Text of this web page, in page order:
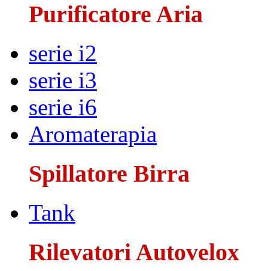
Purificatore Aria
serie i2
serie i3
serie i6
Aromaterapia
Spillatore Birra
Tank
Rilevatori Autovelox